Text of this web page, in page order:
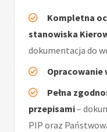
Kompletna
stanowiska
dokumentacja do
Opracowanie
Pełna
przepisami–
PIP oraz